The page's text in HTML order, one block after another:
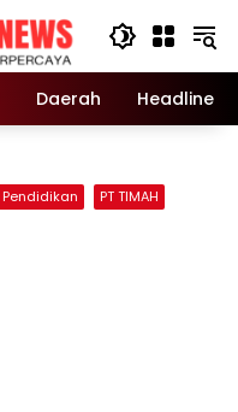
Daerah Headline
Pendidikan
PT TIMAH